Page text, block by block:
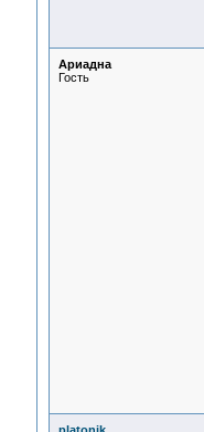
Ариадна
Гость